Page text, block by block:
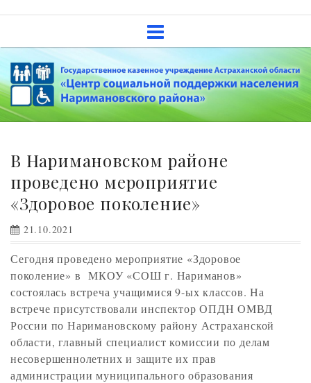
Государственное казенное
учреждение Астраханской
области «Центр социальной
поддержки населения
Наримановского района»
В Наримановском районе
проведено мероприятие
«Здоровое поколение»
21.10.2021
Сегодня проведено мероприятие «Здоровое
поколение» в МКОУ «СОШ г. Нариманов»
состоялась встреча учащимися 9-ых классов. На
встрече присутствовали инспектор ОПДН ОМВД
России по Наримановскому району Астраханской
области, главный специалист комиссии по делам
несовершеннолетних и защите их прав
администрации муниципального образования